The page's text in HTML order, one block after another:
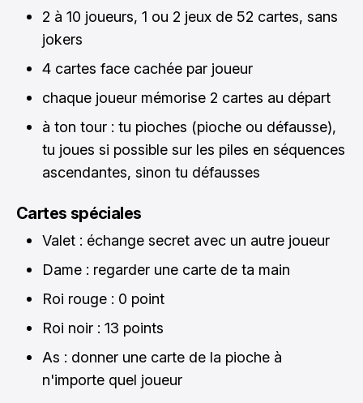
2 à 10 joueurs, 1 ou 2 jeux de 52 cartes, sans
jokers
4 cartes face cachée par joueur
chaque joueur mémorise 2 cartes au départ
à ton tour : tu pioches (pioche ou défausse),
tu joues si possible sur les piles en séquences
ascendantes, sinon tu défausses
Cartes spéciales
Valet : échange secret avec un autre joueur
Dame : regarder une carte de ta main
Roi rouge : 0 point
Roi noir : 13 points
As : donner une carte de la pioche à
n'importe quel joueur